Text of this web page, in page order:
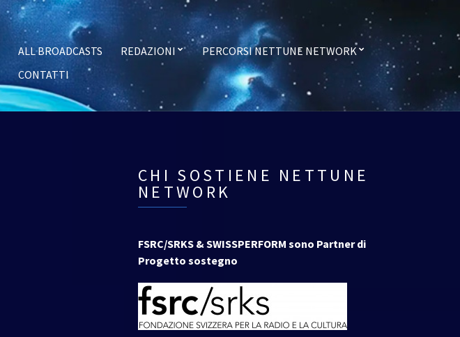
ALL BROADCASTS REDAZIONI
PERCORSI NETTUNE NETWORK
CONTATTI
CHI SOSTIENE NETTUNE
NETWORK
FSRC/SRKS & SWISSPERFORM sono Partner di
Progetto sostegno